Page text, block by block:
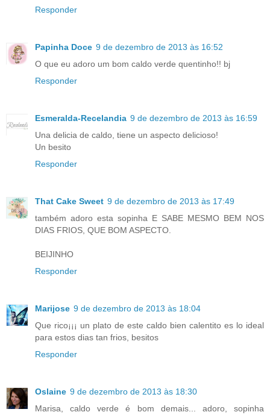
Responder
Papinha Doce 9 de dezembro de 2013 às 16:52
O que eu adoro um bom caldo verde quentinho!! bj
Responder
Esmeralda-Recelandia 9 de dezembro de 2013 às 16:59
Una delicia de caldo, tiene un aspecto delicioso!
Un besito
Responder
That Cake Sweet 9 de dezembro de 2013 às 17:49
também adoro esta sopinha E SABE MESMO BEM NOS
DIAS FRIOS, QUE BOM ASPECTO.
BEIJINHO
Responder
Marijose 9 de dezembro de 2013 às 18:04
Que rico¡¡¡ un plato de este caldo bien calentito es lo ideal
para estos dias tan frios, besitos
Responder
Oslaine 9 de dezembro de 2013 às 18:30
Marisa, caldo verde é bom demais... adoro, sopinha